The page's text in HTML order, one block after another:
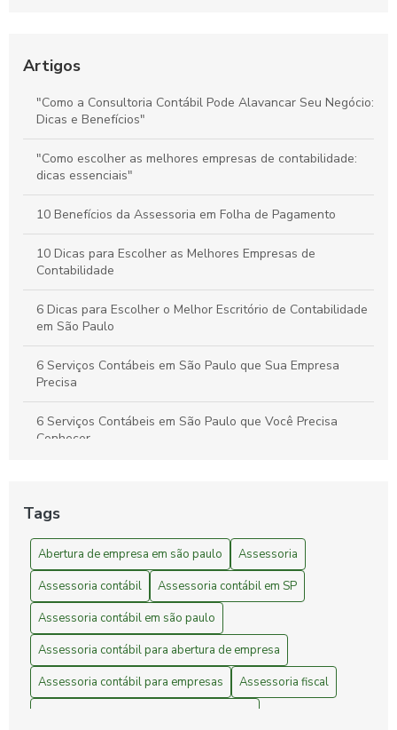
para sua empresa
Como Escolher o Melhor Escritório de Contabilidade para
Folha de Pagamento
Artigos
"Como a Consultoria Contábil Pode Alavancar Seu Negócio:
Dicas e Benefícios"
"Como escolher as melhores empresas de contabilidade:
dicas essenciais"
10 Benefícios da Assessoria em Folha de Pagamento
10 Dicas para Escolher as Melhores Empresas de
Contabilidade
6 Dicas para Escolher o Melhor Escritório de Contabilidade
em São Paulo
6 Serviços Contábeis em São Paulo que Sua Empresa
Precisa
6 Serviços Contábeis em São Paulo que Você Precisa
Conhecer
Abertura de empresa em São Paulo
Abertura de Empresa em São Paulo: Guia Completo
Abertura de empresa em São Paulo: guia passo a passo
Abertura de Empresa em São Paulo: Passo a Passo
Abertura de empresa em São Paulo: Passo a passo
completo para empreendedores
Tags
Abertura de empresa em são paulo
Assessoria
Assessoria contábil
Assessoria contábil em SP
Assessoria contábil em são paulo
Assessoria contábil para abertura de empresa
Assessoria contábil para empresas
Assessoria fiscal